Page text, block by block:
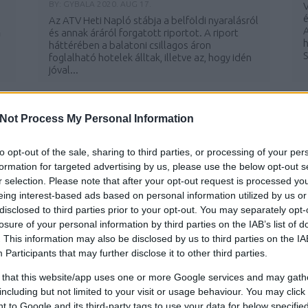
Process My Personal Information
opt-out of the sale, sharing to third parties, or processing of your
for targeted advertising by us, please use the below opt-out
selection. Please note that after your opt-out request is processed
interest-based ads based on personal information utilized by us
to third parties prior to your opt-out. You may separately
of your personal information by third parties on the IAB’s list of
This information may also be disclosed by us to third parties on the
Participants that may further disclose it to other third parties.
that this website/app uses one or more Google services and may
but not limited to your visit or usage behaviour. You may
to Google and its third-party tags to use your data for below
Az ATV Heti Napló stábja a belföldi nyaralásról
és annak áráról forgatott riportot. A riport
háttérében a balatoni csillagos áron
foglalható hotelek álltak, illetve az, hogy idén
jóval...
RTL REGGELI - KÜLÖNLEGES
HOTELEK
BY: GYBALA 2017. AUG 21.
Az RTL Klub Reggeli műsorában különleges